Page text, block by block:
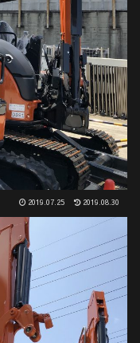
2019.07.25 2019.08.30